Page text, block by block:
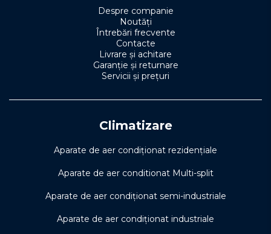
Despre companie
Noutăți
Întrebări frecvente
Contacte
Livrare și achitare
Garanție și returnare
Servicii și prețuri
Climatizare
Aparate de aer condiționat rezidențiale
Aparate de aer conditionat Multi-split
Aparate de aer condiționat semi-industriale
Aparate de aer condiționat industriale